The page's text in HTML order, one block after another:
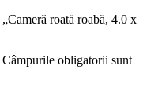
roată roabă, 4.0 x
Câmpurile obligatorii sunt